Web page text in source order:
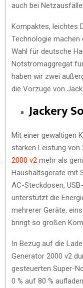
auch bei
Kompaktes, leichtes
Technologie machen
Wahl für deutsche
Notstromaggregat
haben wir zwei
die Vorzüge von
Jackery
Mit einer gewaltigen
starken Leistung von
2000 v2 mehr als
Haushaltsgeräte mit
AC-Steckdosen,
unterstützt die
mehrerer Geräte,
bringt so großen
In Bezug auf die
Generator 2000 v2
gesteuerten Super-
0 % auf 80 %